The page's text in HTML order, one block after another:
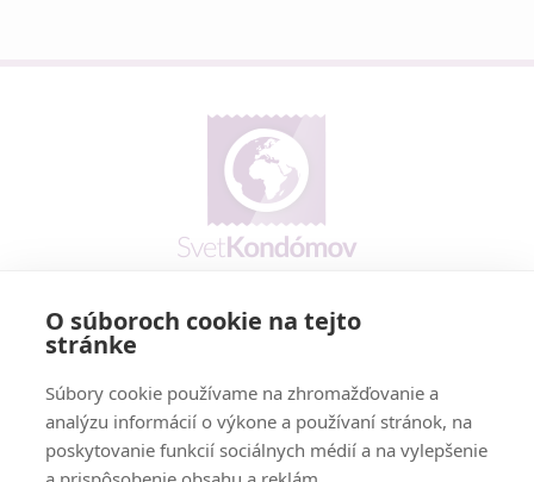
Prečo my
Cookies policy
Vernostný program
Doručenie - možnosti a cena
O súboroch cookie na tejto
stránke
Súbory cookie používame na zhromažďovanie a
analýzu informácií o výkone a používaní stránok, na
poskytovanie funkcií sociálnych médií a na vylepšenie